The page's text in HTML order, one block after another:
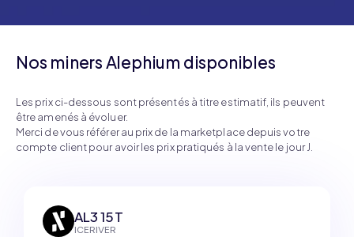
Nos miners Alephium disponibles
Les prix ci-dessous sont présentés à titre estimatif, ils peuvent
être amenés à évoluer.
Merci de vous référer au prix de la marketplace depuis votre
compte client pour avoir les prix pratiqués à la vente le jour J.
AL3 15T
ICERIVER